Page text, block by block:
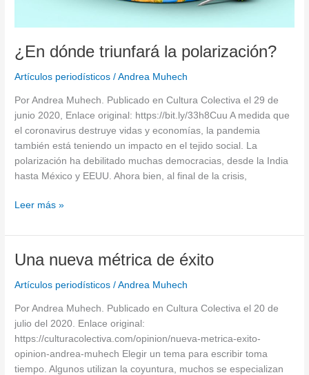
¿En dónde triunfará la polarización?
Artículos periodísticos /Andrea Muhech
Por Andrea Muhech. Publicado en Cultura Colectiva el 29 de
junio 2020, Enlace original: https://bit.ly/33h8Cuu A medida que
el coronavirus destruye vidas y economías, la pandemia
también está teniendo un impacto en el tejido social. La
polarización ha debilitado muchas democracias, desde la India
hasta México y EEUU. Ahora bien, al final de la crisis,
Leer más »
Una nueva métrica de éxito
Artículos periodísticos /Andrea Muhech
Por Andrea Muhech. Publicado en Cultura Colectiva el 20 de
julio del 2020. Enlace original:
https://culturacolectiva.com/opinion/nueva-metrica-exito-
opinion-andrea-muhech Elegir un tema para escribir toma
tiempo. Algunos utilizan la coyuntura, muchos se especializan
Una
métrica